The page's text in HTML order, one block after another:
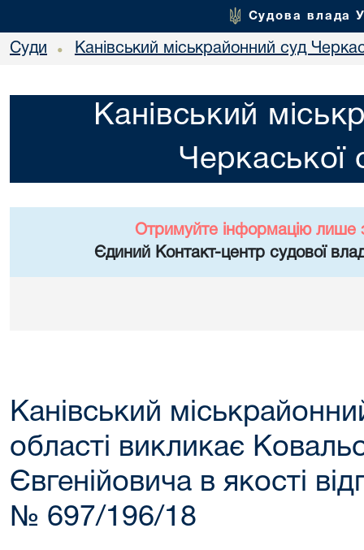
Судова влада
Суди • Канівський міськрайонний суд
Канівський
Черкаської
Отримуйте інформацію лише
Єдиний Контакт-центр судової
Канівський
області викликає
Євгенійовича в якості
№ 697/196/18